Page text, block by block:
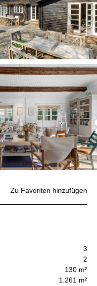
3
2
130 m²
1.261 m²
Zu Favoriten hinzufügen